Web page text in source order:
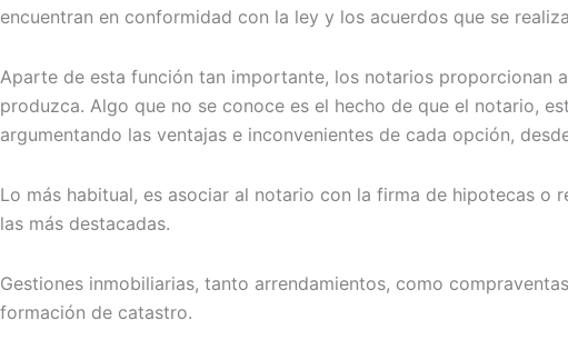
encuentran en conformidad con la ley y los acuerdos que se
Aparte de esta función tan importante, los notarios proporcionan
produzca. Algo que no se conoce es el hecho de que el notario,
argumentando las ventajas e inconvenientes de cada opción,
Lo más habitual, es asociar al notario con la firma de hipotecas o
las más destacadas.
Gestiones inmobiliarias, tanto arrendamientos, como
formación de catastro.